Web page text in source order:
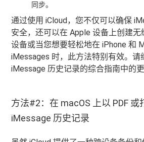
同步。
通过使用 iCloud，您不仅可以确保
安全，还可以在 Apple 设备上创建
设备或当您想要轻松地在 iPhone 和
iMessages 时，此方法特别有效。请
iMessage 历史记录的综合指南中的更
方法#2：在 macOS 上以 PDF
iMessage 历史记录